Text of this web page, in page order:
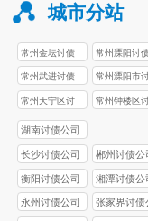
城市分站
常州金坛讨债
公司
常州溧阳讨
公司
常州武进讨债
公司
常州溧阳市
债公司
常州天宁区讨
债公司
常州钟楼区
湖南讨债公司
长沙讨债公司 郴州讨债公
衡阳讨债公司 湘潭讨债公
永州讨债公司
张家界讨债